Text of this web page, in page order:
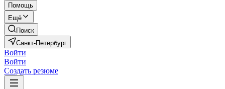
Помощь
Ещё
Поиск
Санкт-Петербург
Войти
Войти
Создать резюме